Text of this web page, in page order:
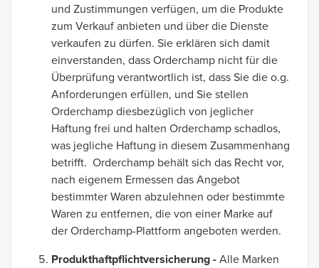
und Zustimmungen verfügen, um die Produkte
zum Verkauf anbieten und über die Dienste
verkaufen zu dürfen. Sie erklären sich damit
einverstanden, dass Orderchamp nicht für die
Überprüfung verantwortlich ist, dass Sie die o.g.
Anforderungen erfüllen, und Sie stellen
Orderchamp diesbezüglich von jeglicher
Haftung frei und halten Orderchamp schadlos,
was jegliche Haftung in diesem Zusammenhang
betrifft. Orderchamp behält sich das Recht vor,
nach eigenem Ermessen das Angebot
bestimmter Waren abzulehnen oder bestimmte
Waren zu entfernen, die von einer Marke auf
der Orderchamp-Plattform angeboten werden.
Produkthaftpflichtversicherung -Alle Marken